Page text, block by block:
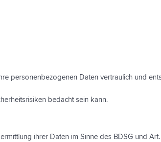
personenbezogenen Daten vertraulich und
bedacht sein kann.
ihrer Daten im Sinne des BDSG und